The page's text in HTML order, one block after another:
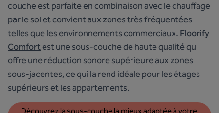
couche est parfaite en combinaison avec le chauffage
par le sol et convient aux zones très fréquentées
telles que les environnements commerciaux. Floorify
Comfortest une sous-couche de haute qualité qui
offre une réduction sonore supérieure aux zones
sous-jacentes, ce qui la rend idéale pour les étages
supérieurs et les appartements.
Découvrez la sous-couche la mieux adaptée à votre